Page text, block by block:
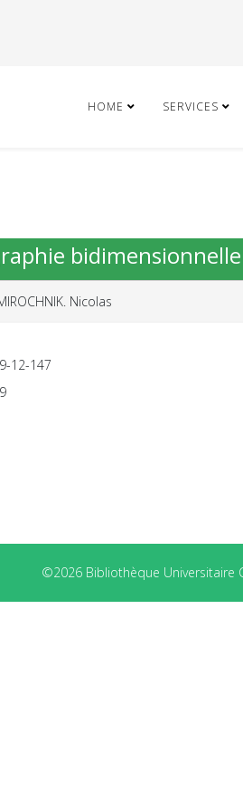
HOME SERVICES
Nicolas
12-147
©2026 Bibliothèque Universitaire